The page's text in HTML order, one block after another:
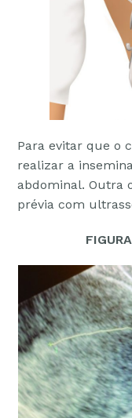
Para evitar que o
realizar a
abdominal. Outra
prévia com